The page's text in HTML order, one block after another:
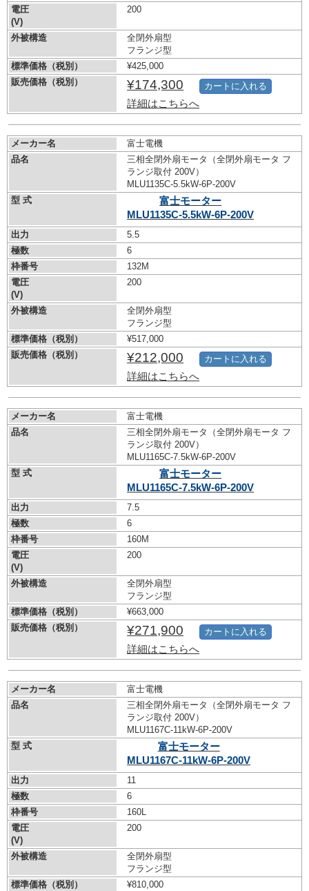
電圧
(V)
200
外被構造
全閉外扇型
フランジ型
標準価格（税別）
¥425,000
販売価格（税別）
¥174,300
詳細はこちらへ
カートに入れる
メーカー名
富士電機
品名
三相全閉外扇モータ（全閉外扇モータ フ
ランジ取付 200V）
MLU1135C-5.5kW-6P-200V
型 式
富士モーター
MLU1135C-5.5kW-6P-200V
出力
5.5
極数
6
枠番号
132M
電圧
(V)
200
外被構造
全閉外扇型
フランジ型
標準価格（税別）
¥517,000
販売価格（税別）
¥212,000
詳細はこちらへ
カートに入れる
メーカー名
富士電機
品名
三相全閉外扇モータ（全閉外扇モータ フ
ランジ取付 200V）
MLU1165C-7.5kW-6P-200V
型 式
富士モーター
MLU1165C-7.5kW-6P-200V
出力
7.5
極数
6
枠番号
160M
電圧
(V)
200
外被構造
全閉外扇型
フランジ型
標準価格（税別）
¥663,000
販売価格（税別）
¥271,900
詳細はこちらへ
カートに入れる
メーカー名
富士電機
品名
三相全閉外扇モータ（全閉外扇モータ フ
ランジ取付 200V）
MLU1167C-11kW-6P-200V
型 式
富士モーター
MLU1167C-11kW-6P-200V
出力
11
極数
6
枠番号
160L
電圧
(V)
200
外被構造
全閉外扇型
フランジ型
標準価格（税別）
¥810,000